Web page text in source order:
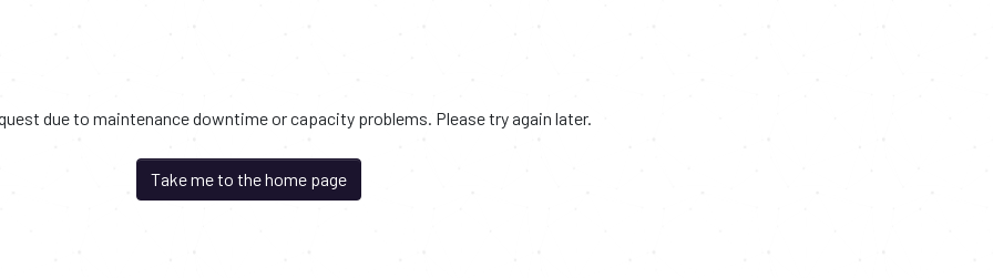
due to maintenance downtime or capacity problems. Please try again later.
Take me to the home page